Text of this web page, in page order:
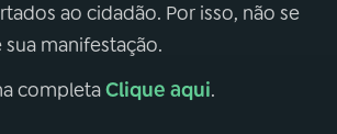
ao cidadão. Por isso, não se
manifestação.
completaClique aqui.